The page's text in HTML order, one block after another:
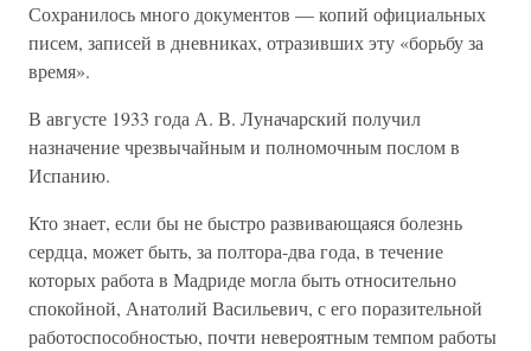
Сохранилось много документов — копий официальных
писем, записей в дневниках, отразивших эту «борьбу за
время».
В августе 1933 года А. В. Луначарский получил
назначение чрезвычайным и полномочным послом в
Испанию.
Кто знает, если бы не быстро развивающаяся болезнь
сердца, может быть, за полтора-два года, в течение
которых работа в Мадриде могла быть относительно
спокойной, Анатолий Васильевич, с его поразительной
работоспособностью, почти невероятным темпом работы